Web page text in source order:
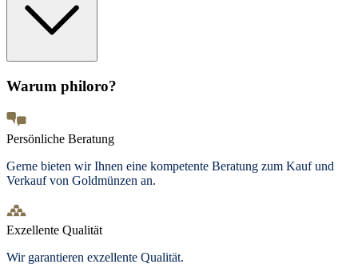
Warum philoro?
Persönliche Beratung
Gerne bieten wir Ihnen eine kompetente Beratung zum Kauf und
Verkauf von Goldmünzen an.
Exzellente Qualität
Wir garantieren exzellente Qualität.